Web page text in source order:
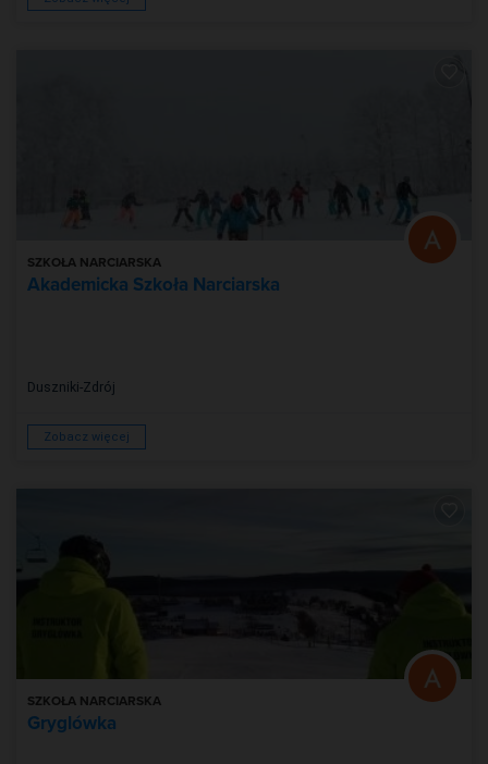
SZKOŁA NARCIARSKA
Akademicka Szkoła Narciarska
Duszniki-Zdrój
Zobacz więcej
SZKOŁA NARCIARSKA
Gryglówka